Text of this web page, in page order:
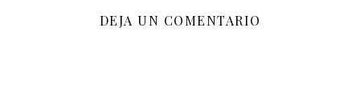
DEJA UN COMENTARIO